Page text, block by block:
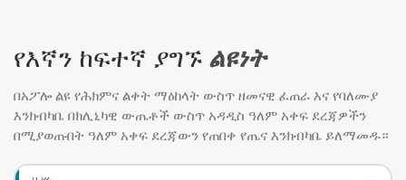
የእኛን ከፍተኛ ያግኙ ልዩነት
በአፖሎ ልዩ የሕክምና ልቀት ማዕከላት ውስጥ ዘመናዊ ፈጠራ እና የባለሙያ
እንክብካቤ በክሊኒካዊ ውጤቶች ውስጥ አዳዲስ ዓለም አቀፍ ደረጃዎችን
በሚያወጡበት ዓለም አቀፍ ደረጃውን የጠበቀ የጤና እንክብካቤ ይለማመዱ።